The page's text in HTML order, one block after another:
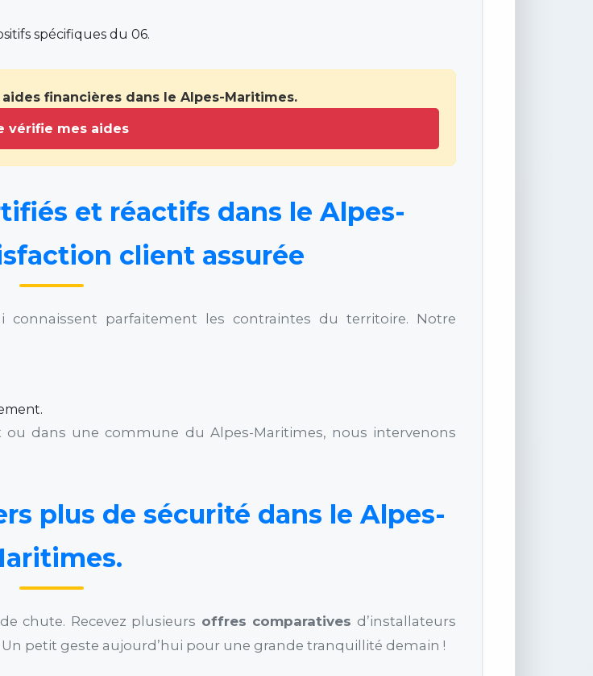
spécifiques du 06.
financières dans le Alpes-Maritimes.
vérifie mes aides
et réactifs dans le Alpes-
client assurée
parfaitement les contraintes du territoire. Notre
ou dans une commune du Alpes-Maritimes, nous intervenons
plus de sécurité dans le Alpes-
chute. Recevez plusieurs offres comparatives d’installateurs
petit geste aujourd’hui pour une grande tranquillité demain !